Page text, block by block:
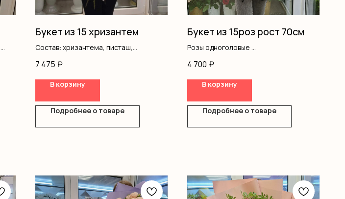
Букет из 15 хризантем
Состав: хризантема, писташ,
7 475 ₽
В корзину
Подробнее о товаре
Букет из 15роз рост 70см
Розы одноголовые
4 700 ₽
В корзину
Подробнее о товаре